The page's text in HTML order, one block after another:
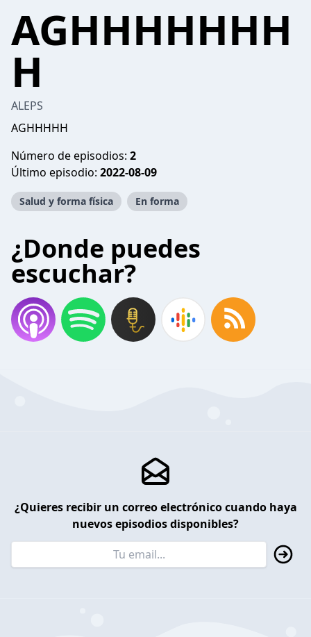
AGHHHHHHH
H
ALEPS
AGHHHHH
Número de episodios: 2
Último episodio: 2022-08-09
Salud y forma física En forma
¿Donde puedes
escuchar?
¿Quieres recibir un correo electrónico cuando haya
nuevos episodios disponibles?